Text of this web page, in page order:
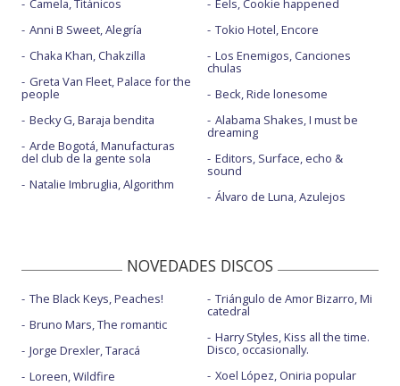
Camela, Titánicos
Anni B Sweet, Alegría
Chaka Khan, Chakzilla
Greta Van Fleet, Palace for the
people
Becky G, Baraja bendita
Arde Bogotá, Manufacturas
del club de la gente sola
Natalie Imbruglia, Algorithm
Eels, Cookie happened
Tokio Hotel, Encore
Los Enemigos, Canciones
chulas
Beck, Ride lonesome
Alabama Shakes, I must be
dreaming
Editors, Surface, echo &
sound
Álvaro de Luna, Azulejos
NOVEDADES DISCOS
The Black Keys, Peaches!
Bruno Mars, The romantic
Jorge Drexler, Taracá
Loreen, Wildfire
Triángulo de Amor Bizarro, Mi
catedral
Harry Styles, Kiss all the time.
Disco, occasionally.
Xoel López, Oniria popular